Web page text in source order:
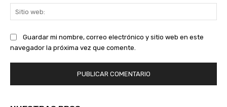
Guardar mi nombre, correo electrónico y sitio web en este
navegador la próxima vez que comente.